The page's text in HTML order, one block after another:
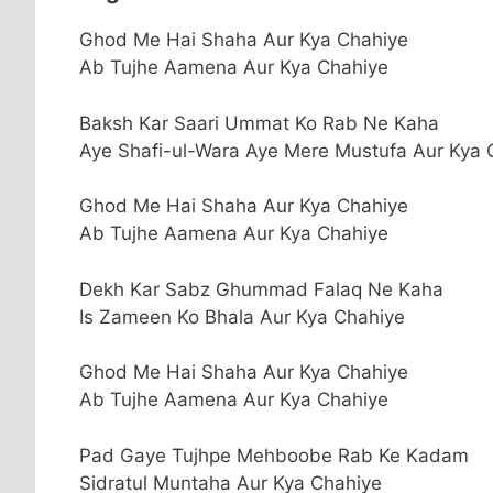
Ghod Me Hai Shaha Aur Kya Chahiye
Ab Tujhe Aamena Aur Kya Chahiye
Baksh Kar Saari Ummat Ko Rab Ne Kaha
Aye Shafi-ul-Wara Aye Mere Mustufa Aur Kya
Ghod Me Hai Shaha Aur Kya Chahiye
Ab Tujhe Aamena Aur Kya Chahiye
Dekh Kar Sabz Ghummad Falaq Ne Kaha
Is Zameen Ko Bhala Aur Kya Chahiye
Ghod Me Hai Shaha Aur Kya Chahiye
Ab Tujhe Aamena Aur Kya Chahiye
Pad Gaye Tujhpe Mehboobe Rab Ke Kadam
Sidratul Muntaha Aur Kya Chahiye